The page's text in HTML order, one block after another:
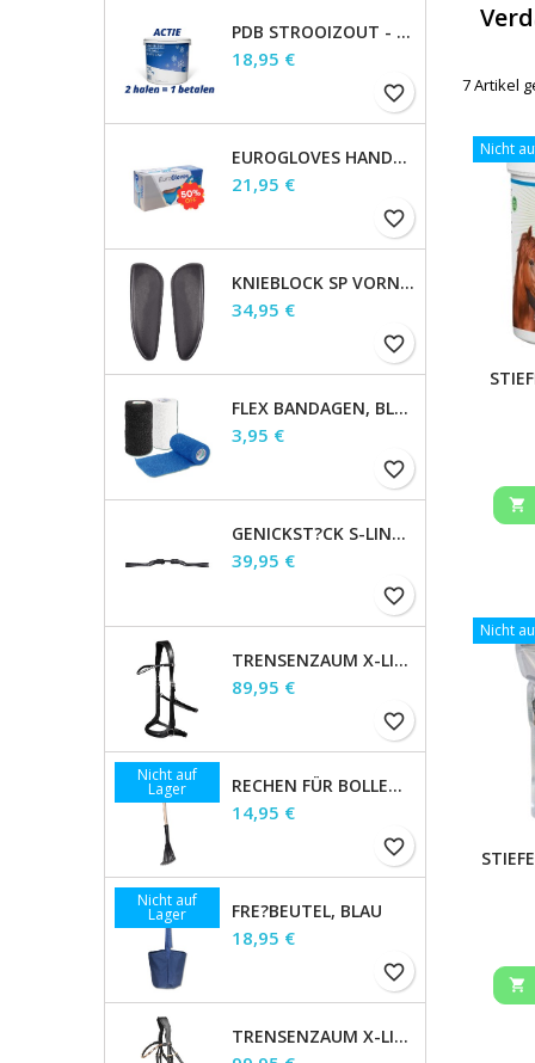
PDB STROOIZOUT - EMMER - 7,5KG
Preis
18,95 €
favorite_border
EUROGLOVES HANDSCHOENEN L NITRIL BLAUW (1000 STUKS) MAAT L
Preis
21,95 €
favorite_border
KNIEBLOCK SP VORNE GRO?, SCHWARZ, 21X 8 X 5CM HOCH
Preis
34,95 €
favorite_border
FLEX BANDAGEN, BLAU 12 STCK. INKL. VERKAUFSDISPLAY
Preis
3,95 €
favorite_border
GENICKST?CK S-LINE GAP, BRAUN, WB
Preis
39,95 €
favorite_border
TRENSENZAUM X-LINE GEBISSLOS SENSATION, SCHWARZ, VB
Preis
89,95 €
favorite_border
Nicht auf
Lager RECHEN FÜR BOLLENSAMMLER
Preis
14,95 €
favorite_border
Nicht auf
Lager FRE?BEUTEL, BLAU
Preis
18,95 €
favorite_border
TRENSENZAUM X-LINE GOLDHEART, SCHWED.KOMB., BRAUN, WB
7 Artikel
Nicht

Nicht
